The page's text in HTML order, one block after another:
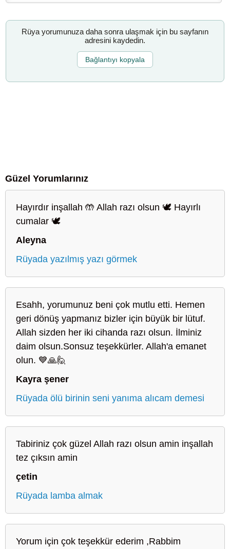
Rüya yorumunuza daha sonra ulaşmak için bu sayfanın
adresini kaydedin.
Bağlantıyı kopyala
Güzel Yorumlarınız
Hayırdır inşallah 🤲 Allah razı olsun 🕊️ Hayırlı
cumalar 🕊️
Aleyna
Rüyada yazılmış yazı görmek
Esahh, yorumunuz beni çok mutlu etti. Hemen
geri dönüş yapmanız bizler için büyük bir lütuf.
Allah sizden her iki cihanda razı olsun. İlminiz
daim olsun.Sonsuz teşekkürler. Allah'a emanet
olun. 💙🙏🙋
Kayra şener
Rüyada ölü birinin seni yanıma alıcam demesi
Tabiriniz çok güzel Allah razı olsun amin inşallah
tez çıksın amin
çetin
Rüyada lamba almak
Yorum için çok teşekkür ederim ,Rabbim